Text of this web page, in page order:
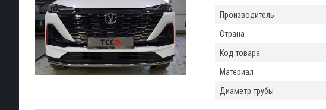
Производитель
Страна
Код товара
Материал
Диаметр трубы